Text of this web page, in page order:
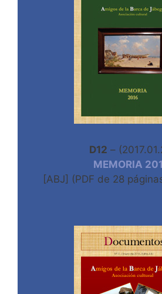
D12 –
MEMORIA
[ABJ] (PDF de 28